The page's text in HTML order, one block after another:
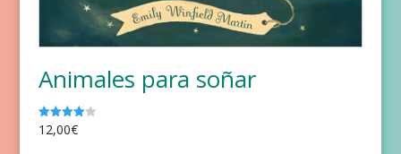
Animales para soñar
Valorado
con
12,00€